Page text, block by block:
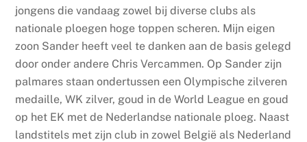
jongens die vandaag zowel bij diverse clubs als
nationale ploegen hoge toppen scheren. Mijn eigen
zoon Sander heeft veel te danken aan de basis gelegd
door onder andere Chris Vercammen. Op Sander zijn
palmares staan ondertussen een Olympische zilveren
medaille, WK zilver, goud in de World League en goud
op het EK met de Nederlandse nationale ploeg. Naast
landstitels met zijn club in zowel België als Nederland